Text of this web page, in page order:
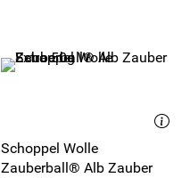
Schoppel Wolle
Zauberball® Alb Zauber